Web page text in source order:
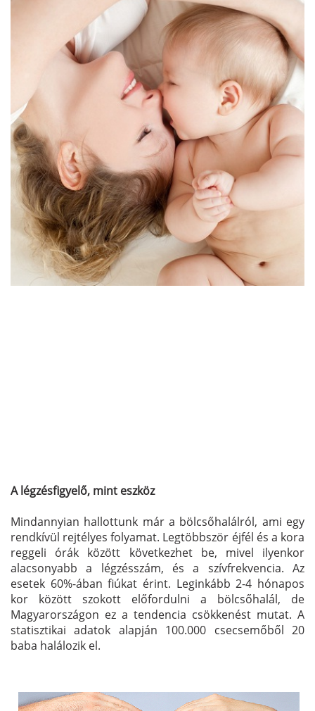
A légzésfigyelő, mint eszköz
Mindannyian hallottunk már a bölcsőhalálról, ami egy
rendkívül rejtélyes folyamat. Legtöbbször éjfél és a kora
reggeli órák között következhet be, mivel ilyenkor
alacsonyabb a légzésszám, és a szívfrekvencia. Az
esetek 60%-ában fiúkat érint. Leginkább 2-4 hónapos
kor között szokott előfordulni a bölcsőhalál, de
Magyarországon ez a tendencia csökkenést mutat. A
statisztikai adatok alapján 100.000 csecsemőből 20
baba halálozik el.